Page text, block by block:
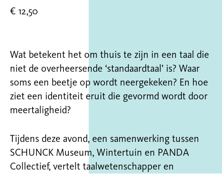
€ 12,50
Wat betekent het om thuis te zijn in een taal die
niet de overheersende ‘standaardtaal’ is? Waar
soms een beetje op wordt neergekeken? En hoe
ziet een identiteit eruit die gevormd wordt door
meertaligheid?
Tijdens deze avond, een samenwerking tussen
SCHUNCK Museum, Wintertuin en PANDA
Collectief, vertelt taalwetenschapper en